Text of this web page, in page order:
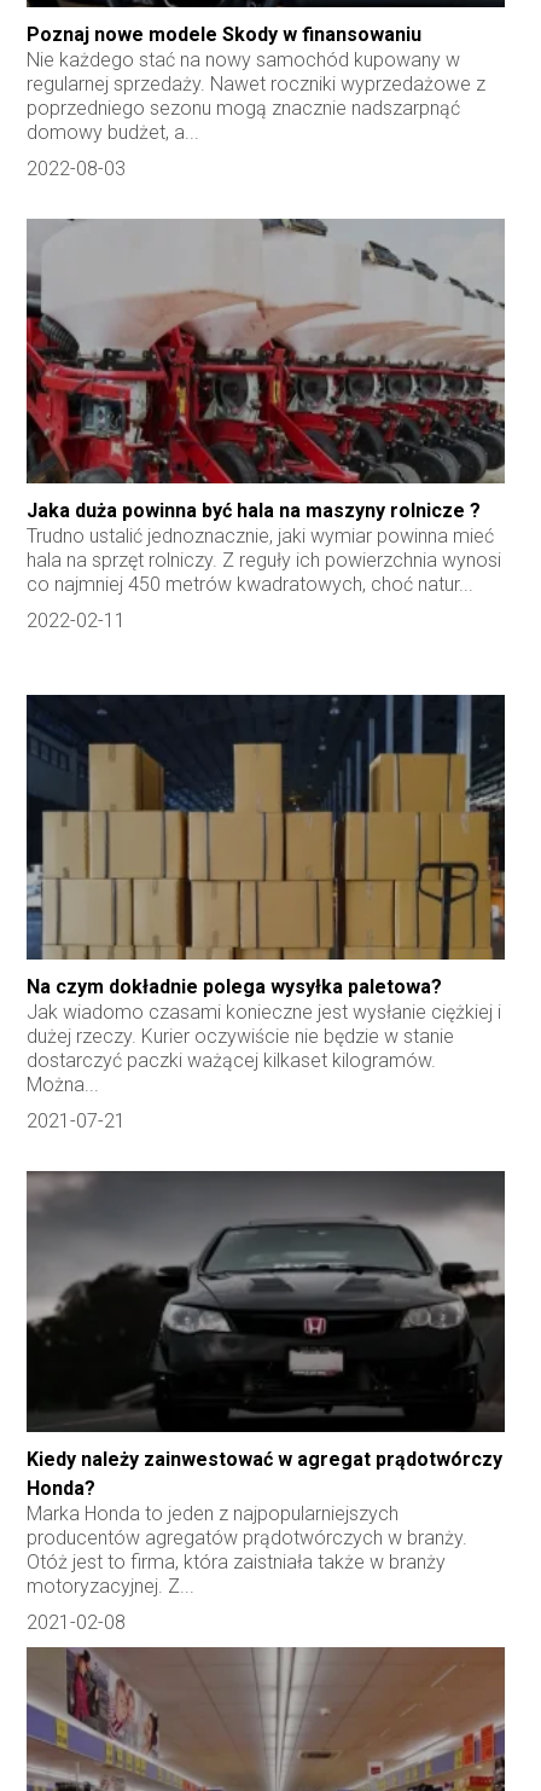
Poznaj nowe modele Skody w finansowaniu
Nie każdego stać na nowy samochód kupowany w
regularnej sprzedaży. Nawet roczniki wyprzedażowe z
poprzedniego sezonu mogą znacznie nadszarpnąć
domowy budżet, a...
2022-08-03
Jaka duża powinna być hala na maszyny rolnicze ?
Trudno ustalić jednoznacznie, jaki wymiar powinna mieć
hala na sprzęt rolniczy. Z reguły ich powierzchnia wynosi
co najmniej 450 metrów kwadratowych, choć natur...
2022-02-11
Na czym dokładnie polega wysyłka paletowa?
Jak wiadomo czasami konieczne jest wysłanie ciężkiej i
dużej rzeczy. Kurier oczywiście nie będzie w stanie
dostarczyć paczki ważącej kilkaset kilogramów.
Można...
2021-07-21
Kiedy należy zainwestować w agregat prądotwórczy
Honda?
Marka Honda to jeden z najpopularniejszych
producentów agregatów prądotwórczych w branży.
Otóż jest to firma, która zaistniała także w branży
motoryzacyjnej. Z...
2021-02-08